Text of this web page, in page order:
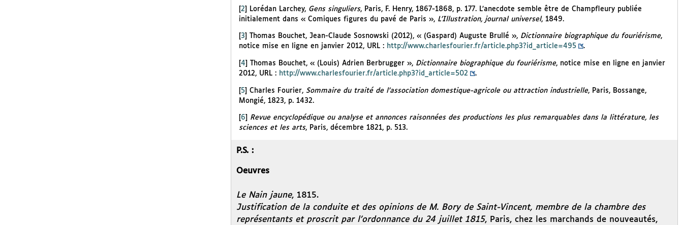
[2] Lorédan Larchey, Gens singuliers, Paris, F. Henry, 1867-1868, p. 177. L’anecdote semble être de Champfleury publiée
initialement dans « Comiques figures du pavé de Paris », L’Illustration, journal universel, 1849.
3 Thomas Bouchet, Jean-Claude Sosnowski (2012), « (Gaspard) Auguste Brullé », Dictionnaire biographique du fouriérisme,
notice mise en ligne en janvier 2012, URL : http://www.charlesfourier.fr/article.php3?id_article=495 .
4 Thomas Bouchet, « (Louis) Adrien Berbrugger », Dictionnaire biographique du fouriérisme, notice mise en ligne en janvier
2012, URL : http://www.charlesfourier.fr/article.php3?id_article=502 .
[5] Charles Fourier, Sommaire du traité de l’association domestique-agricole ou attraction industrielle, Paris, Bossange,
Mongié, 1823, p. 1432.
6
Revue encyclopédique ou analyse et annonces raisonnées des productions les plus remarquables dans la littérature, les
sciences et les arts, Paris, décembre 1821, p. 513.
P.S. :
Oeuvres
Le Nain jaune, 1815.
Justification de la conduite et des opinions de M. Bory de Saint-Vincent, membre de la chambre des
représentants et proscrit par l’ordonnance du 24 juillet 1815, Paris, chez les marchands de nouveautés,